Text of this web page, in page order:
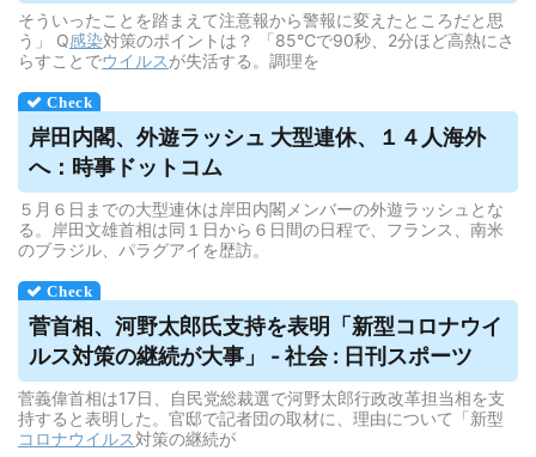
そういったことを踏まえて注意報から警報に変えたところだと思
う」 Q感染対策のポイントは？ 「85℃で90秒、2分ほど高熱にさ
らすことでウイルスが失活する。調理を
岸田内閣、外遊ラッシュ 大型連休、１４人海外
へ：時事ドットコム
５月６日までの大型連休は岸田内閣メンバーの外遊ラッシュとな
る。岸田文雄首相は同１日から６日間の日程で、フランス、南米
のブラジル、パラグアイを歴訪。
菅首相、河野太郎氏支持を表明「新型コロナウイ
ルス対策の継続が大事」 - 社会 : 日刊スポーツ
菅義偉首相は17日、自民党総裁選で河野太郎行政改革担当相を支
持すると表明した。官邸で記者団の取材に、理由について「新型
コロナウイルス対策の継続が